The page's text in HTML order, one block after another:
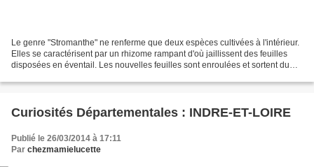
Le genre "Stromanthe" ne renferme que deux espèces cultivées à l'intérieur.
Elles se caractérisent par un rhizome rampant d'où jaillissent des feuilles
disposées en éventail. Les nouvelles feuilles sont enroulées et sortent du
Curiosités Départementales : INDRE-ET-LOIRE
Publié le 26/03/2014 à 17:11
Par chezmamielucette